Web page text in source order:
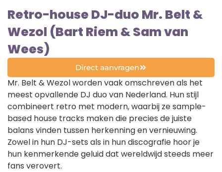
Retro-house DJ-duo Mr. Belt &
Wezol (Bart Riem & Sam van
Wees)
Direct aanvragen
Mr. Belt & Wezol worden vaak omschreven als het
meest opvallende DJ duo van Nederland. Hun stijl
combineert retro met modern, waarbij ze sample-
based house tracks maken die precies de juiste
balans vinden tussen herkenning en vernieuwing.
Zowel in hun DJ-sets als in hun discografie hoor je
hun kenmerkende geluid dat wereldwijd steeds meer
fans verovert.